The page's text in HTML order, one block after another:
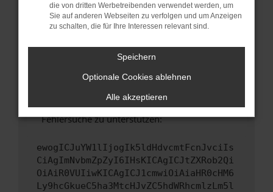
Sicherheitsrisiko, sondern kann auch dazu
führen, dass bestimmte Funktionen nicht mehr
unterstützt werden.
Wende dich an den Webseitenbetreiber.
Wenn du alle oben genannten Schritte versucht
hast, kontaktiere uns bitte. Wir werden
versuchen, das Problem zu beheben. Du kannst
uns diesen Text schicken, um uns bei der
Fehlersuche zu unterstützen:
ewogICJuYW1lIjogIk5ldHdvcmtFcnJvciIs
CiAgImNvbmZpZyI6IHsKICAgICJtZXRob2Qi
OiAiR0VUIiwKICAgICJ1cmwiOiAiaHR0cHM6
Ly9hcGkueC5ha3MtcHJvZC5hdWRhcmlzLm5l
die von dritten Werbetreibenden verwendet werden, um
Sie auf anderen Webseiten zu verfolgen und um Anzeigen
zu schalten, die für Ihre Interessen relevant sind.
Speichern
Optionale Cookies ablehnen
Alle akzeptieren